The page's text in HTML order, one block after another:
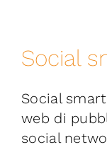
Social
Social
web di
social